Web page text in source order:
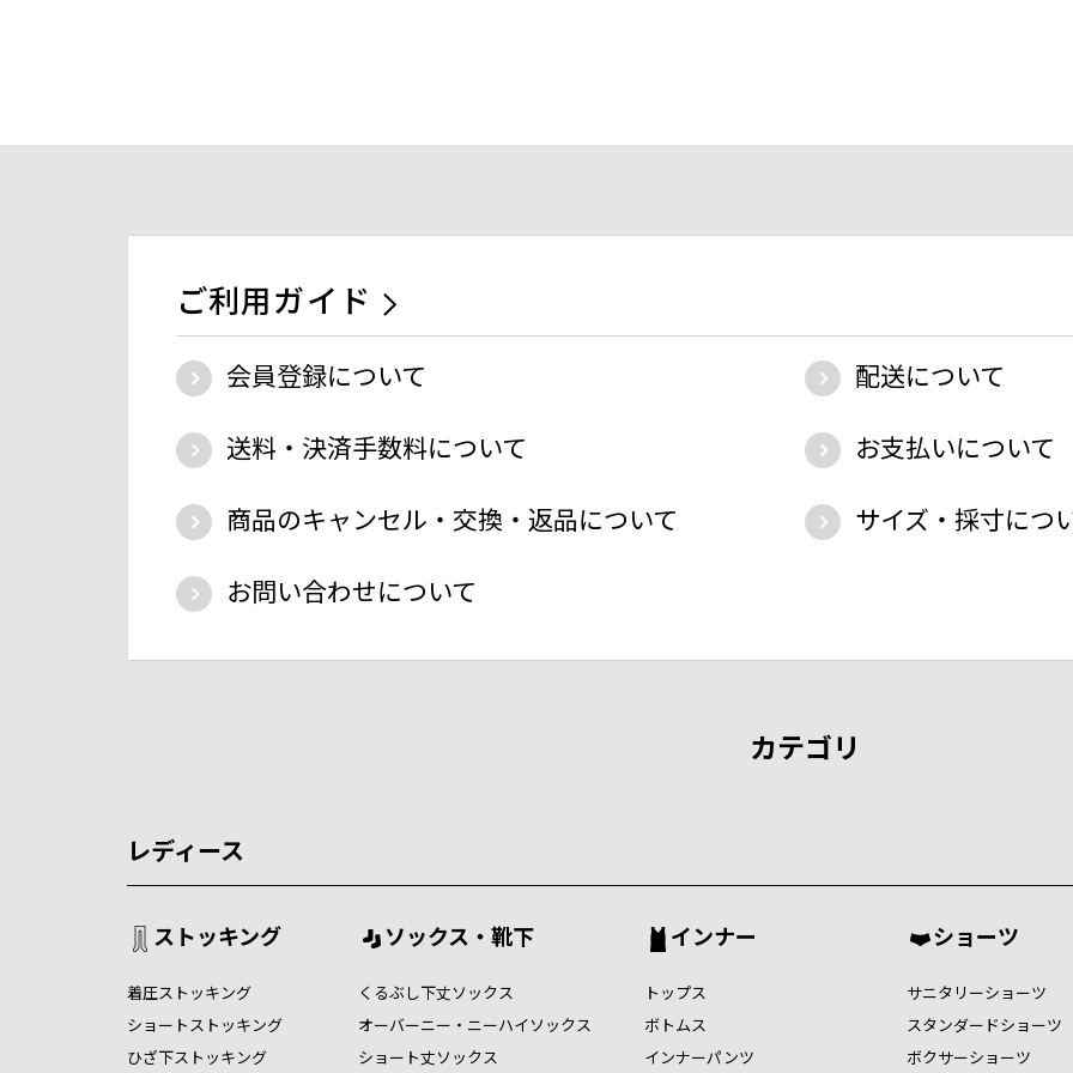
ご利用ガイド
会員登録について
配送について
送料・決済手数料について
お支払いについて
商品のキャンセル・交換・返品について
サイズ・採寸につ
お問い合わせについて
カテゴリ
レディース
ストッキング
着圧ストッキング
ショートストッキング
ひざ下ストッキング
ソックス・靴下
くるぶし下丈ソックス
オーバーニー・ニーハイソックス
ショート丈ソックス
インナー
トップス
ボトムス
インナーパンツ
ショーツ
サニタリーショーツ
スタンダードショーツ
ボクサーショーツ